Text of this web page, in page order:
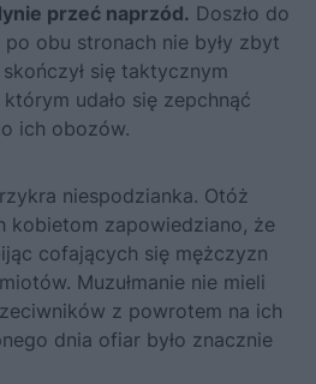
przeć naprzód. Doszło do
obu stronach nie były zbyt
się taktycznym
udało się zepchnąć
ich obozów.
niespodzianka. Otóż
kobietom zapowiedziano, że
cofających się mężczyzn
Muzułmanie nie mieli
z powrotem na ich
dnia ofiar było znacznie